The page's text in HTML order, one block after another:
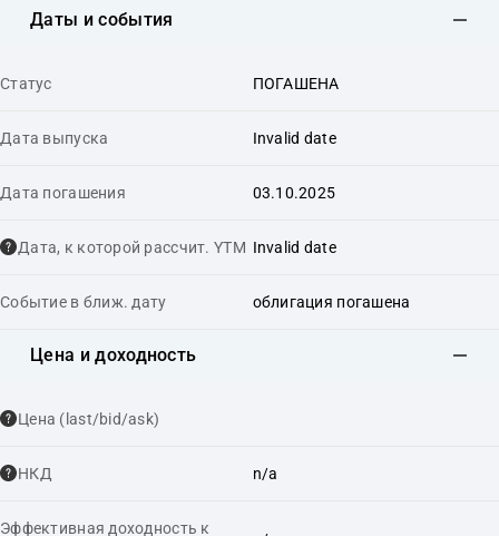
Даты и события
Статус ПОГАШЕНА
Дата выпуска Invalid date
Дата погашения 03.10.2025
Дата, к которой рассчит. YTM Invalid date
Событие в ближ. дату облигация погашена
Цена и доходность
Цена (last/bid/ask)
НКД n/a
Эффективная доходность к